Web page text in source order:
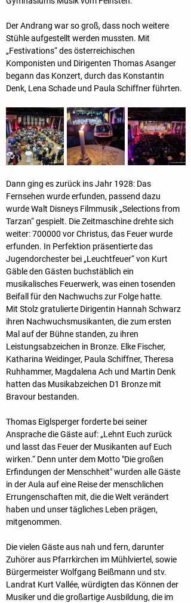
Der Andrang war so groß, dass noch weitere
Stühle aufgestellt werden mussten. Mit
„Festivations“ des österreichischen
Komponisten und Dirigenten Thomas Asanger
begann das Konzert, durch das Konstantin
Denk, Lena Schade und Paula Schiffner führten.
Dann ging es zurück ins Jahr 1928: Das
Fernsehen wurde erfunden, passend dazu
wurde Walt Disneys Filmmusik „Selections from
Tarzan“ gespielt. Die Zeitmaschine drehte sich
weiter: 700000 vor Christus, das Feuer wurde
erfunden. In Perfektion präsentierte das
Jugendorchester bei „Leuchtfeuer“ von Kurt
Gäble den Gästen buchstäblich ein
musikalisches Feuerwerk, was einen tosenden
Beifall für den Nachwuchs zur Folge hatte.
Mit Stolz gratulierte Dirigentin Hannah Schwarz
ihren Nachwuchsmusikanten, die zum ersten
Mal auf der Bühne standen, zu ihren
Leistungsabzeichen in Bronze. Elke Fischer,
Katharina Weidinger, Paula Schiffner, Theresa
Ruhhammer, Magdalena Ach und Martin Denk
hatten das Musikabzeichen D1 Bronze mit
Bravour bestanden.
Thomas Eiglsperger forderte bei seiner
Ansprache die Gäste auf: „Lehnt Euch zurück
und lasst das Feuer der Musikanten auf Euch
wirken.“ Denn unter dem Motto "Die großen
Erfindungen der Menschheit" wurden alle Gäste
in der Aula auf eine Reise der menschlichen
Errungenschaften mit, die die Welt verändert
haben und unser tägliches Leben prägen,
mitgenommen.
Die vielen Gäste aus nah und fern, darunter
Zuhörer aus Pfarrkirchen im Mühlviertel, sowie
Bürgermeister Wolfgang Beißmann und stv.
Landrat Kurt Vallée, würdigten das Können der
Musiker und die großartige Ausbildung, die im